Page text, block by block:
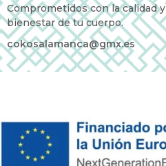
Comprometidos con la calidad y
bienestar de tu cuerpo.
cokosalamanca@gmx.es